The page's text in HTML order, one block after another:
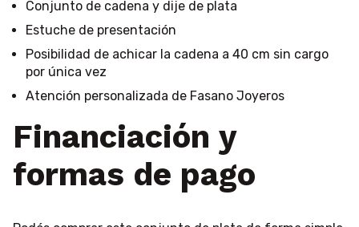
Conjunto de cadena y dije de plata
Estuche de presentación
Posibilidad de achicar la cadena a 40 cm sin cargo
por única vez
Atención personalizada de Fasano Joyeros
Financiación y
formas de pago